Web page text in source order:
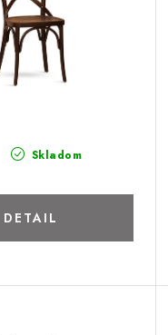
Skladom
DETAIL